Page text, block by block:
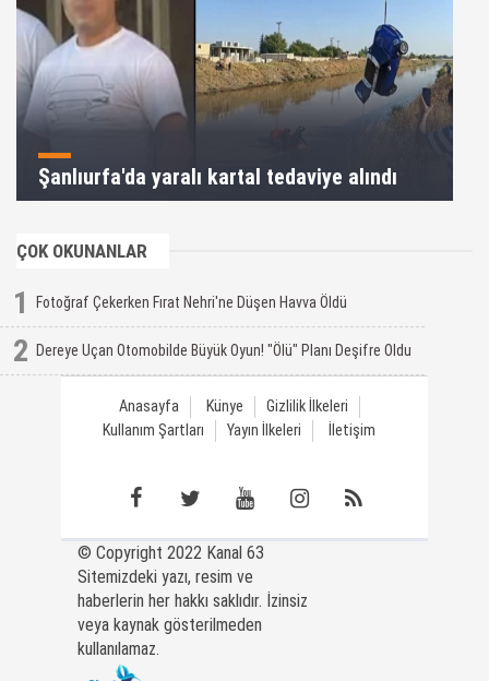
Şanlıurfa'da yaralı kartal tedaviye alındı
ÇOK OKUNANLAR
1 Fotoğraf Çekerken Fırat Nehri'ne Düşen Havva Öldü
2 Dereye Uçan Otomobilde Büyük Oyun! "Ölü" Planı Deşifre Oldu
Anasayfa Künye
Gizlilik İlkeleri
Kullanım Şartları
Yayın İlkeleri İletişim
© Copyright 2022 Kanal 63
Sitemizdeki yazı, resim ve
haberlerin her hakkı saklıdır. İzinsiz
veya kaynak gösterilmeden
kullanılamaz.